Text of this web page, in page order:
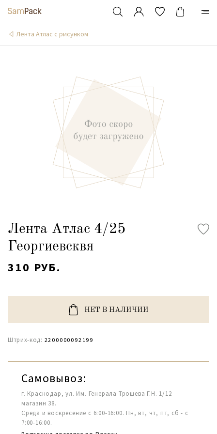
Лента Атлас с рисунком
Лента Атлас 4/25
Георгиевсквя
310 РУБ.
НЕТ В НАЛИЧИИ
Штрих-код: 2200000092199
Самовывоз:
г. Краснодар, ул. Им. Генерала Трошева Г.Н. 1/12
магазин 38.
Среда и воскресение с 6:00-16:00. Пн, вт, чт, пт, сб - с
7:00-16:00.